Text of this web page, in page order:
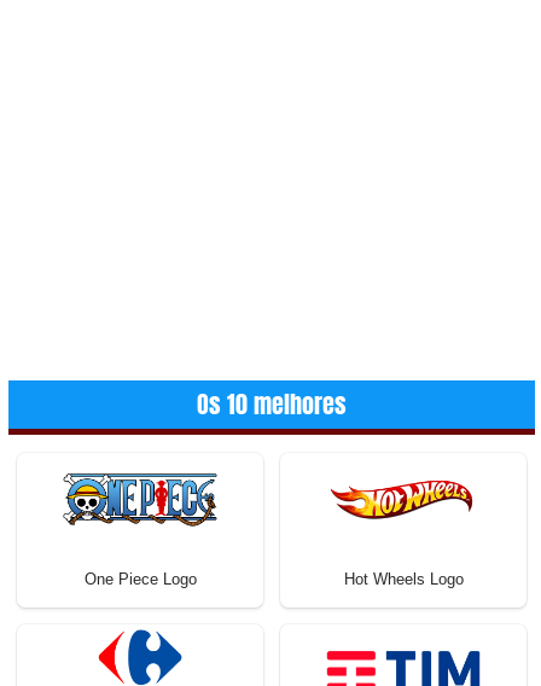
Os 10 melhores
One Piece Logo Hot Wheels Logo